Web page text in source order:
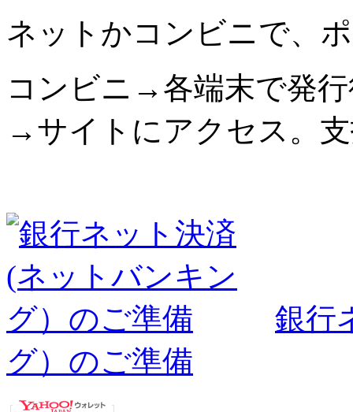
ネットかコンビニで、
コンビニ→各端末で発
→サイトにアクセス。
銀行
グ）のご準備